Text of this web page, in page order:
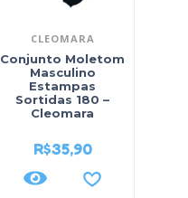
CLEOMARA
Conjunto Moletom
Masculino
Estampas
Sortidas 180 –
Cleomara
R$35,90